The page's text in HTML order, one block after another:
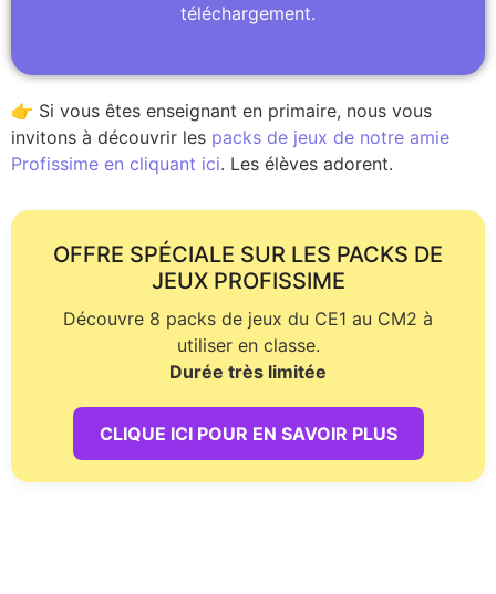
téléchargement.
👉 Si vous êtes enseignant en primaire, nous vous
invitons à découvrir les packs de jeux de notre amie
Profissime en cliquant ici. Les élèves adorent.
OFFRE SPÉCIALE SUR LES PACKS DE
JEUX PROFISSIME
Découvre 8 packs de jeux du CE1 au CM2 à
utiliser en classe.
Durée très limitée
CLIQUE ICI POUR EN SAVOIR PLUS